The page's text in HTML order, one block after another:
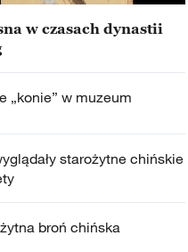
w czasach dynastii
„konie” w muzeum
starożytne chińskie
broń chińska